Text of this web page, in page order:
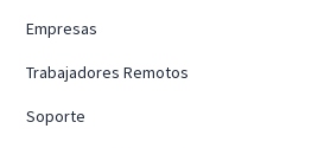
Empresas
Trabajadores Remotos
Soporte